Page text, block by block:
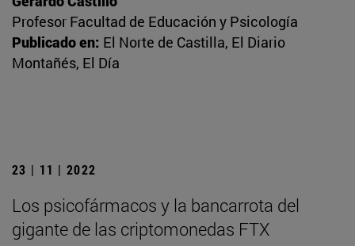
Profesor Facultad de Educación y Psicología
Publicado en: El Norte de Castilla, El Diario
Montañés, El Día
23 | 11 | 2022
Los psicofármacos y la bancarrota del
gigante de las criptomonedas FTX